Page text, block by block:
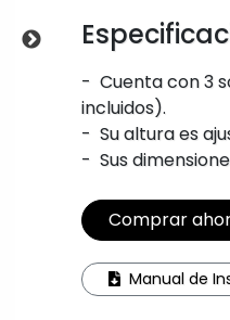
- Cuenta con 3
incluidos).
- Su altura es
- Sus
Comprar
Manual de